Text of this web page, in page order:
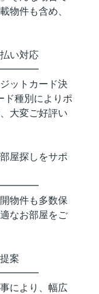
物件も含め、
い対応
ットカード決
ド種別によりポ
大変ご好評い
屋探しをサポ
物件も多数保
なお部屋をご
案
により、幅広